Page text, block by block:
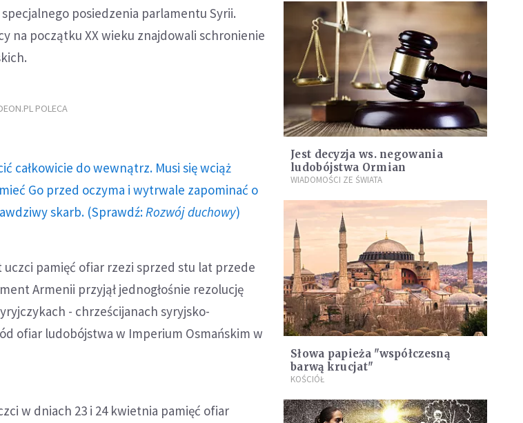
posiedzenia parlamentu Syrii.
na początku XX wieku znajdowali schronienie
POLECA
całkowicie do wewnątrz. Musi się wciąż
Go przed oczyma i wytrwale zapominać o
skarb. (Sprawdź: Rozwój duchowy)
uczci pamięć ofiar rzezi sprzed stu lat przede
Armenii przyjął jednogłośnie rezolucję
- chrześcijanach syryjsko-
ofiar ludobójstwa w Imperium Osmańskim w
w dniach 23 i 24 kwietnia pamięć ofiar
Jest decyzja ws. negowania
ludobójstwa Ormian
WIADOMOŚCI ZE ŚWIATA
Słowa papieża "współczesną
barwą krucjat"
KOŚCIÓŁ